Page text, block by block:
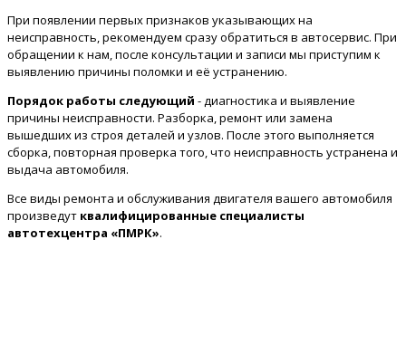
При появлении первых признаков указывающих на
неисправность, рекомендуем сразу обратиться в автосервис. При
обращении к нам, после консультации и записи мы приступим к
выявлению причины поломки и её устранению.
Порядок работы следующий - диагностика и выявление
причины неисправности. Разборка, ремонт или замена
вышедших из строя деталей и узлов. После этого выполняется
сборка, повторная проверка того, что неисправность устранена и
выдача автомобиля.
Все виды ремонта и обслуживания двигателя вашего автомобиля
произведут квалифицированные специалисты
автотехцентра «ПМРК».